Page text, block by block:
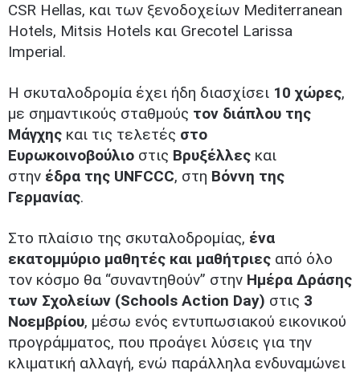
CSR Hellas, και των ξενοδοχείων Mediterranean
Hotels, Mitsis Hotels και Grecotel Larissa
Imperial.
Η σκυταλοδρομία έχει ήδη διασχίσει 10 χώρες,
με σημαντικούς σταθμούς τον διάπλου της
Μάγχης και τις τελετές στο
Ευρωκοινοβούλιο στις Βρυξέλλες και
στην έδρα της UNFCCC, στη Βόννη της
Γερμανίας.
Στο πλαίσιο της σκυταλοδρομίας, ένα
εκατομμύριο μαθητές και μαθήτριες από όλο
τον κόσμο θα “συναντηθούν” στην Ημέρα Δράσης
των Σχολείων (Schools Action Day) στις 3
Νοεμβρίου, μέσω ενός εντυπωσιακού εικονικού
προγράμματος, που προάγει λύσεις για την
κλιματική αλλαγή, ενώ παράλληλα ενδυναμώνει